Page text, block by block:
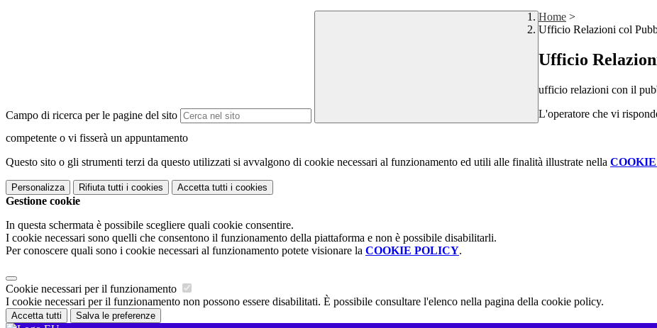
Campo di ricerca per le pagine del sito
Home >
Ufficio Relazioni col
Ufficio
ufficio relazioni con il
L'operatore che vi
competente o vi fisserà un appuntamento
Questo sito o gli strumenti terzi da questo utilizzati si avvalgono di cookie necessari al funzionamento ed utili alle finalità illustrate nella
Personalizza Rifiuta tutti i cookies Accetta tutti i cookies
Gestione cookie
In questa schermata è possibile scegliere quali cookie consentire.
I cookie necessari sono quelli che consentono il funzionamento della piattaforma e non è possibile disabilitarli.
Per conoscere quali sono i cookie necessari al funzionamento potete visionare la COOKIE POLICY.
Cookie necessari per il funzionamento
I cookie necessari per il funzionamento non possono essere disabilitati. È possibile consultare l'elenco nella pagina della cookie policy.
Accetta tutti Salva le preferenze